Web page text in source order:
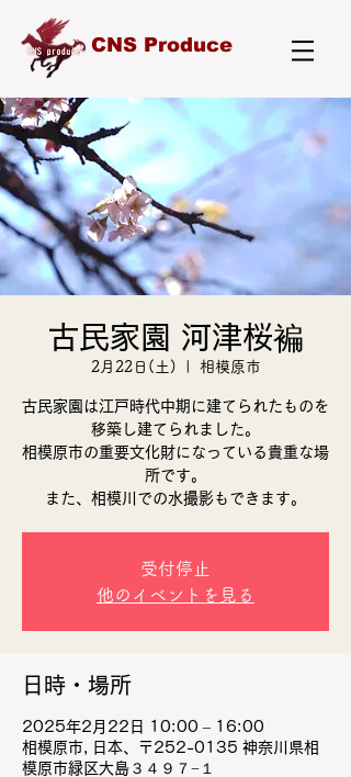
CNS Produce
古民家園 河津桜褊
2月22日(土) 相模原市
古民家園は江戸時代中期に建てられたものを
移築し建てられました。
相模原市の重要文化財になっている貴重な場
所です。
また、相模川での水撮影もできます。
受付停止
他のイベントを見る
日時・場所
2025年2月22日 10:00 – 16:00
相模原市, 日本、〒252-0135 神奈川県相
模原市緑区大島３４９７−１